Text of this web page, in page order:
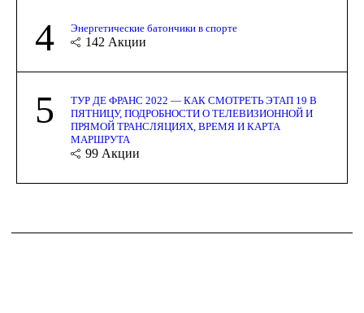
4 Энергетические батончики в спорте
142 Акции
5
ТУР ДЕ ФРАНС 2022 — КАК СМОТРЕТЬ ЭТАП 19 В
ПЯТНИЦУ, ПОДРОБНОСТИ О ТЕЛЕВИЗИОННОЙ И
ПРЯМОЙ ТРАНСЛЯЦИЯХ, ВРЕМЯ И КАРТА
МАРШРУТА
99 Акции